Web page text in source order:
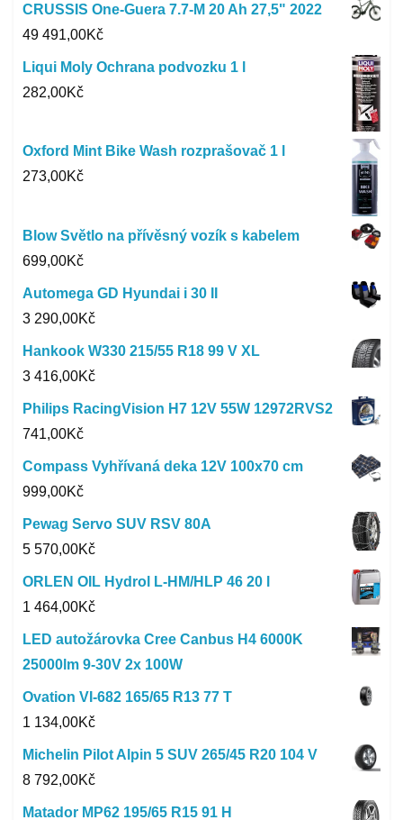
CRUSSIS One-Guera 7.7-M 20 Ah 27,5" 2022
49 491,00Kč
Liqui Moly Ochrana podvozku 1 l
282,00Kč
Oxford Mint Bike Wash rozprašovač 1 l
273,00Kč
Blow Světlo na přívěsný vozík s kabelem
699,00Kč
Automega GD Hyundai i 30 II
3 290,00Kč
Hankook W330 215/55 R18 99 V XL
3 416,00Kč
Philips RacingVision H7 12V 55W 12972RVS2
741,00Kč
Compass Vyhřívaná deka 12V 100x70 cm
999,00Kč
Pewag Servo SUV RSV 80A
5 570,00Kč
ORLEN OIL Hydrol L-HM/HLP 46 20 l
1 464,00Kč
LED autožárovka Cree Canbus H4 6000K
25000lm 9-30V 2x 100W
Ovation VI-682 165/65 R13 77 T
1 134,00Kč
Michelin Pilot Alpin 5 SUV 265/45 R20 104 V
8 792,00Kč
Matador MP62 195/65 R15 91 H